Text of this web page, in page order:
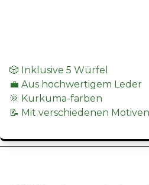
🎲 Inklusive 5 Würfel
💼 Aus hochwertigem Leder
🌞 Kurkuma-farben
📝 Mit verschiedenen Motiven